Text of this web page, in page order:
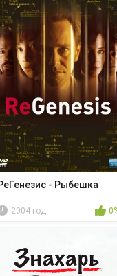
- Рыбешка
2004 год